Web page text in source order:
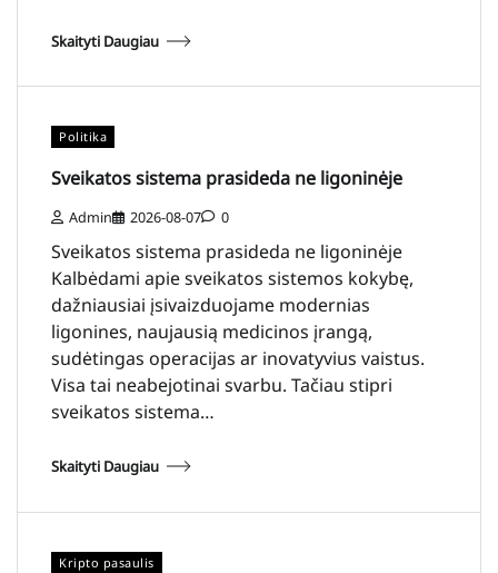
Skaityti Daugiau
Politika
Sveikatos sistema prasideda ne ligoninėje
Admin 2026-08-07 0
Sveikatos sistema prasideda ne ligoninėje
Kalbėdami apie sveikatos sistemos kokybę,
dažniausiai įsivaizduojame modernias
ligonines, naujausią medicinos įrangą,
sudėtingas operacijas ar inovatyvius vaistus.
Visa tai neabejotinai svarbu. Tačiau stipri
sveikatos sistema…
Skaityti Daugiau
Kripto pasaulis